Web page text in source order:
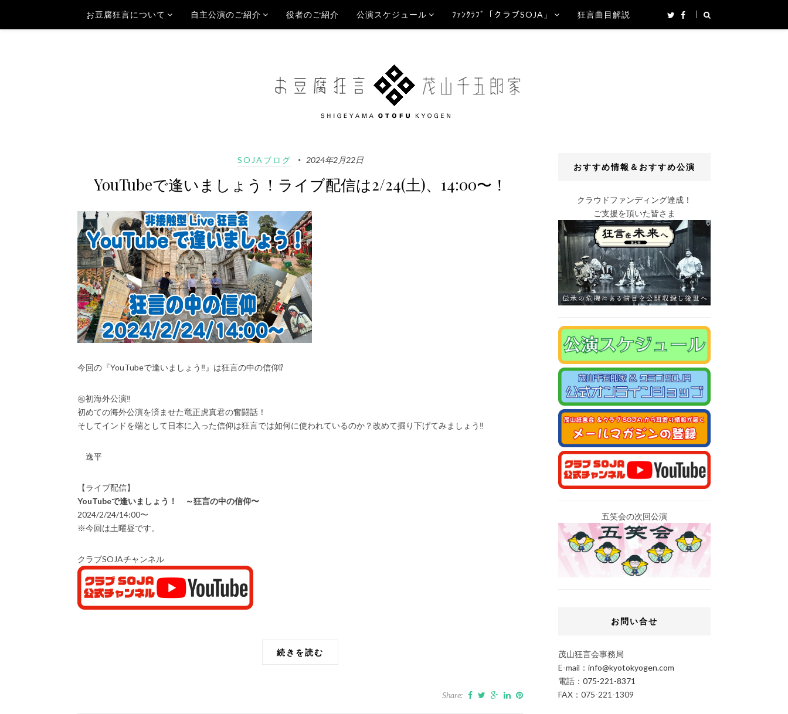
お豆腐狂言について 自主公演のご紹介 役者のご紹介 公演スケジュール ﾌｧﾝｸﾗﾌﾞ「クラブSOJA」 狂言曲目解説
SOJAブログ 2024年2月22日
YouTubeで逢いましょう！ライブ配信は2/24(土)、14:00〜！
今回の『YouTubeで逢いましょう‼️』は狂言の中の信仰⁉️
㊗️初海外公演‼️
初めての海外公演を済ませた竜正虎真君の奮闘話！
そしてインドを端として日本に入った信仰は狂言では如何に使われているのか？改めて掘り下げてみましょう‼️
逸平
【ライブ配信】
YouTubeで逢いましょう！ ～狂言の中の信仰〜
2024/2/24/14:00〜
※今回は土曜昼です。
クラブSOJAチャンネル
続きを読む
Share:
おすすめ情報＆おすすめ公演
クラウドファンディング達成！
ご支援を頂いた皆さま
五笑会の次回公演
お問い合せ
茂山狂言会事務局
E-mail： info@kyotokyogen.com
電話： 075-221-8371
FAX：075-221-1309